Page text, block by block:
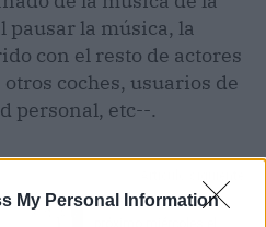
My Personal Information
pausar la música, la
con el resto de actores
coches, usuarios de
personal, etc--.
El Senado dará el